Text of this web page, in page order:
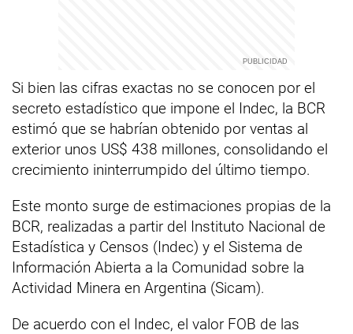
Si bien las cifras exactas no se conocen por el
secreto estadístico que impone el Indec, la BCR
estimó que se habrían obtenido por ventas al
exterior unos US$ 438 millones, consolidando el
crecimiento ininterrumpido del último tiempo.
Este monto surge de estimaciones propias de la
BCR, realizadas a partir del Instituto Nacional de
Estadística y Censos (Indec) y el Sistema de
Información Abierta a la Comunidad sobre la
Actividad Minera en Argentina (Sicam).
De acuerdo con el Indec, el valor FOB de las